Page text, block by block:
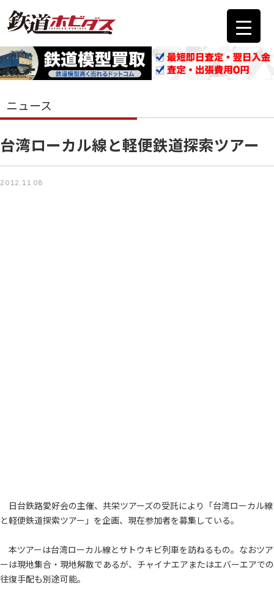
ニュース
台湾ローカル線と軽便鉄道探索ツアー
2012.11.08
日台鉄路愛好会の主催、共栄ツアーズの受託により「台湾ローカル線
と軽便鉄道探索ツアー」を企画、現在参加者を募集している。
本ツアーは台湾ローカル線とサトウキビ列車を訪ねるもの。なおツア
ーは現地集合・現地解散であるが、チャイナエアまたはエバーエアでの
往復手配も別途可能。